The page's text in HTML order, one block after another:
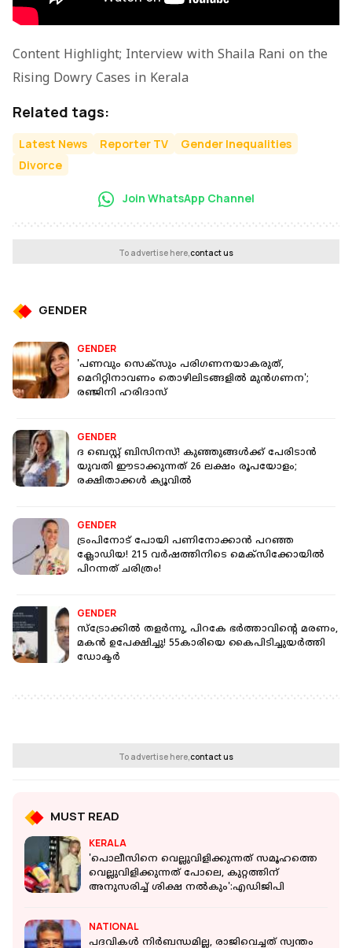
Content Highlight; Interview with Shaila Rani on the
Rising Dowry Cases in Kerala
Related tags:
Latest News Reporter TV
Gender Inequalities
Divorce
Join WhatsApp Channel
To advertise here,contact us
GENDER
GENDER
'പണവും സെക്‌സും പരിഗണനയാകരുത്,
മെറിറ്റിനാവണം തൊഴിലിടങ്ങളിൽ മുൻഗണന';
രഞ്ജിനി ഹരിദാസ്
GENDER
ദ ബെസ്റ്റ് ബിസിനസ്! കുഞ്ഞുങ്ങൾക്ക് പേരിടാൻ
യുവതി ഈടാക്കുന്നത് 26 ലക്ഷം രൂപയോളം;
രക്ഷിതാക്കൾ ക്യൂവിൽ
GENDER
ട്രംപിനോട് പോയി പണിനോക്കാൻ പറഞ്ഞ
ക്ലോഡിയ! 215 വർഷത്തിനിടെ മെക്‌സിക്കോയിൽ
പിറന്നത് ചരിത്രം!
GENDER
സ്‌ട്രോക്കിൽ തളർന്നു, പിറകേ ഭർത്താവിന്‍റെ മരണം,
മകൻ ഉപേക്ഷിച്ചു! 55കാരിയെ കൈപിടിച്ചുയർത്തി
ഡോക്ടർ
To advertise here,contact us
MUST READ
KERALA
'പൊലീസിനെ വെല്ലുവിളിക്കുന്നത് സമൂഹത്തെ
വെല്ലുവിളിക്കുന്നത് പോലെ, കുറ്റത്തിന്
അനുസരിച്ച് ശിക്ഷ നൽകും':എഡിജിപി
NATIONAL
പദവികൾ നിർബന്ധമില്ല, രാജിവെച്ചത് സ്വന്തം